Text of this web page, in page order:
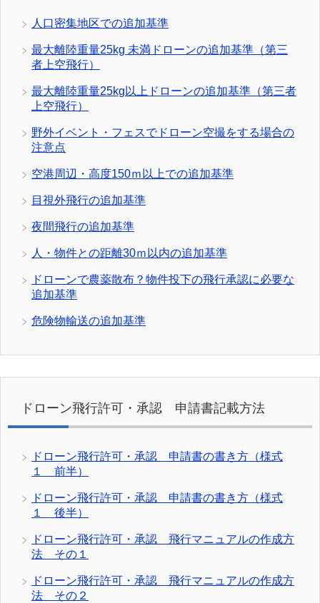
人口密集地区での追加基準
最大離陸重量25kg 未満ドローンの追加基準（第三
者上空飛行）
最大離陸重量25kg以上ドローンの追加基準（第三者
上空飛行）
野外イベント・フェスでドローン空撮をする場合の
注意点
空港周辺・高度150ｍ以上での追加基準
目視外飛行の追加基準
夜間飛行の追加基準
人・物件との距離30ｍ以内の追加基準
ドローンで農薬散布？物件投下の飛行承認に必要な
追加基準
危険物輸送の追加基準
ドローン飛行許可・承認 申請書記載方法
ドローン飛行許可・承認 申請書の書き方（様式
１ 前半）
ドローン飛行許可・承認 申請書の書き方（様式
１ 後半）
ドローン飛行許可・承認 飛行マニュアルの作成方
法 その１
ドローン飛行許可・承認 飛行マニュアルの作成方
法 その２